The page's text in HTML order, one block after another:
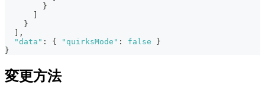
}
}
,
"data" : { "quirksMode" : false
}
}
変更方法